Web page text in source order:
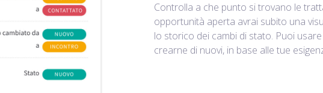
Controlla a che punto si trovano le
opportunità aperta avrai subito una
lo storico dei cambi di stato. Puoi
crearne di nuovi, in base alle tue